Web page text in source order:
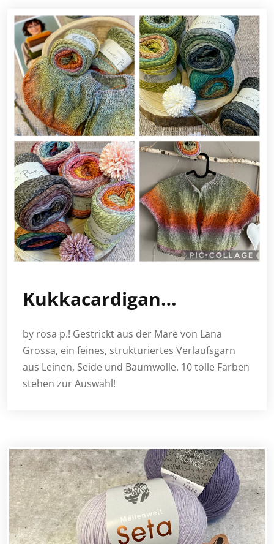
Kukkacardigan…
by rosa p.! Gestrickt aus der Mare von Lana
Grossa, ein feines, strukturiertes Verlaufsgarn
aus Leinen, Seide und Baumwolle. 10 tolle Farben
stehen zur Auswahl!